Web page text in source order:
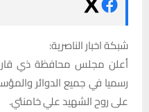
شبكة اخبار الناصرية:
أعلن مجلس محافظة ذي قار
رسميا في جميع الدوائر
على روح الشهيد علي خامنئي.